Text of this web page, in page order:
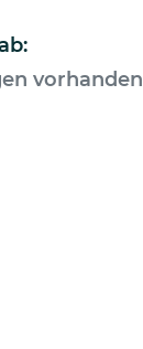
vorhanden